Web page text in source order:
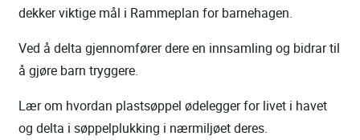
dekker viktige mål i Rammeplan for barnehagen.
Ved å delta gjennomfører dere en innsamling og bidrar til
å gjøre barn tryggere.
Lær om hvordan plastsøppel ødelegger for livet i havet
og delta i søppelplukking i nærmiljøet deres.